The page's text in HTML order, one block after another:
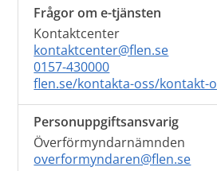
Frågor om e-tjänsten
Kontaktcenter
kontaktcenter@flen.se
0157-430000
flen.se/kontakta-oss/kontakt-
Personuppgiftsansvarig
Överförmyndarnämnden
overformyndaren@flen.se